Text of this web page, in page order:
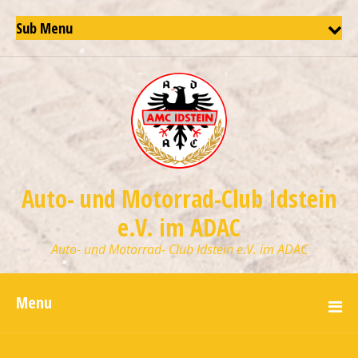
Sub Menu
Auto- und Motorrad-Club Idstein
e.V. im ADAC
Auto- und Motorrad- Club Idstein e.V. im ADAC
Menu